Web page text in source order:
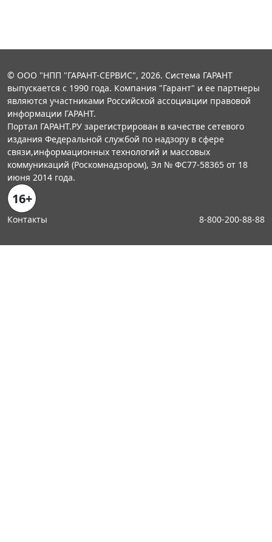
© ООО "НПП "ГАРАНТ-СЕРВИС", 2026. Система ГАРАНТ
выпускается с 1990 года. Компания "Гарант" и ее партнеры
являются участниками Российской ассоциации правовой
информации ГАРАНТ.
Портал ГАРАНТ.РУ зарегистрирован в качестве сетевого
издания Федеральной службой по надзору в сфере
связи,информационных технологий и массовых
коммуникаций (Роскомнадзором), Эл № ФС77-58365 от 18
июня 2014 года.
16+
Контакты 8-800-200-88-88